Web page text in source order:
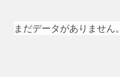
まだデータがありません。